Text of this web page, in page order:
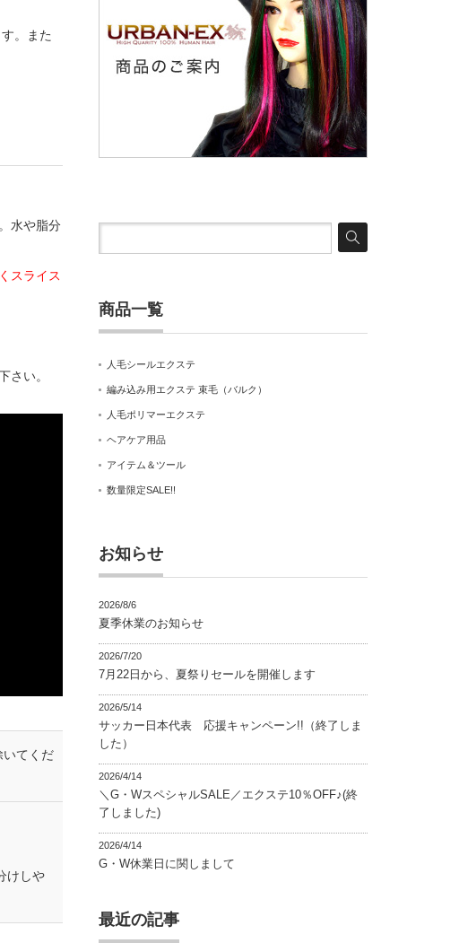
。また
水や脂分
スライス
さい。
いてくだ
けしや
商品一覧
人毛シールエクステ
編み込み用エクステ 束毛（バルク）
人毛ポリマーエクステ
ヘアケア用品
アイテム＆ツール
数量限定SALE!!
お知らせ
2026/8/6
夏季休業のお知らせ
2026/7/20
7月22日から、夏祭りセールを開催します
2026/5/14
サッカー日本代表 応援キャンペーン!!（終了しま
した）
2026/4/14
＼G・WスペシャルSALE／エクステ10％OFF♪(終
了しました)
2026/4/14
G・W休業日に関しまして
最近の記事